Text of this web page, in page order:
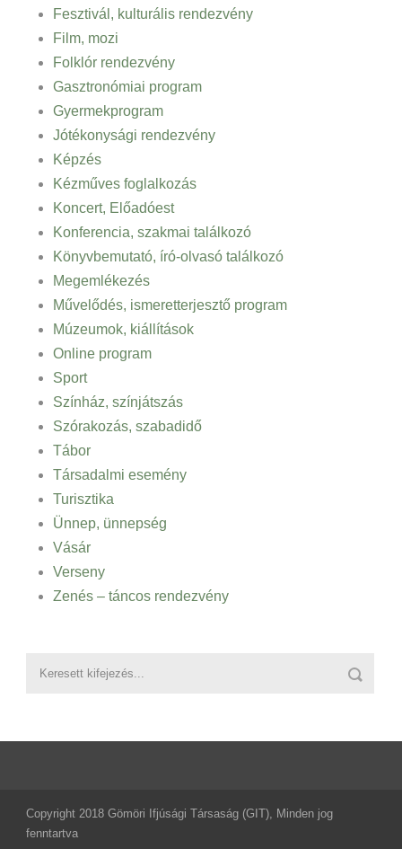
Fesztivál, kulturális rendezvény
Film, mozi
Folklór rendezvény
Gasztronómiai program
Gyermekprogram
Jótékonysági rendezvény
Képzés
Kézműves foglalkozás
Koncert, Előadóest
Konferencia, szakmai találkozó
Könyvbemutató, író-olvasó találkozó
Megemlékezés
Művelődés, ismeretterjesztő program
Múzeumok, kiállítások
Online program
Sport
Színház, színjátszás
Szórakozás, szabadidő
Tábor
Társadalmi esemény
Turisztika
Ünnep, ünnepség
Vásár
Verseny
Zenés – táncos rendezvény
Copyright 2018 Gömöri Ifjúsági Társaság (GIT), Minden jog
fenntartva